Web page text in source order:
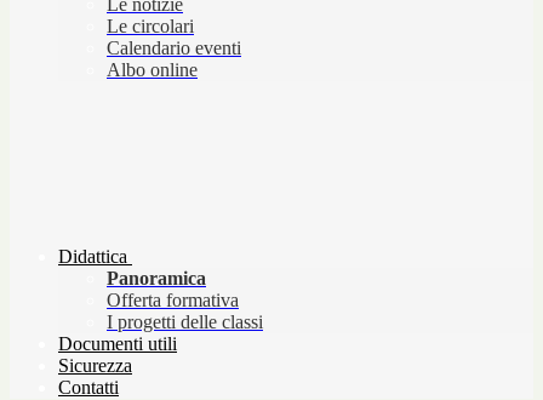
Le notizie
Le circolari
Calendario eventi
Albo online
Didattica
Panoramica
Offerta formativa
I progetti delle classi
Documenti utili
Sicurezza
Contatti